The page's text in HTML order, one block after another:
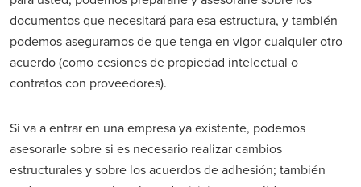
documentos que necesitará para esa estructura, y también
podemos asegurarnos de que tenga en vigor cualquier otro
acuerdo (como cesiones de propiedad intelectual o
contratos con proveedores).
Si va a entrar en una empresa ya existente, podemos
asesorarle sobre si es necesario realizar cambios
estructurales y sobre los acuerdos de adhesión; también